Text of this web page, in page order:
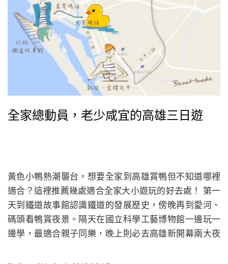
全家總動員，老少咸宜的高雄三日遊
黃色小鴨熱潮襲台，想要全家到高雄賞鴨但不知道哪裡
適合？這裡推薦幾處適合全家大小遊玩的好去處！ 第一
天到鐵道故事館認識鐵道的發展歷史，傍晚再到愛河、
碼頭看鴨賞夜景。隔天在國立科學工藝博物館一邊玩一
邊學，最適合親子同樂，晚上則必去高雄新開幕兩大夜